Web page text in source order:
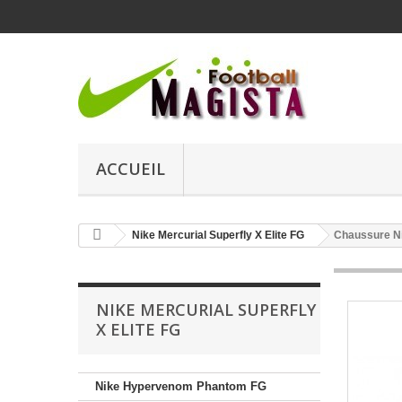
ACCUEIL
Nike Mercurial Superfly X Elite FG Chaussure
NIKE MERCURIAL SUPERFLY
X ELITE FG
Nike Hypervenom Phantom FG